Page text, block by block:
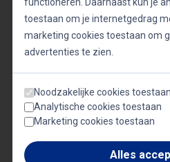
Vrouwelijke sprekers
Reviews over
functioneren. Daarnaast kun je
toestaan om je internetgedrag
marketing cookies toestaan om
advertenties te zien.
Noodzakelijke cookies toestaan
Analytische cookies toestaan
Marketing cookies toestaan
Alles